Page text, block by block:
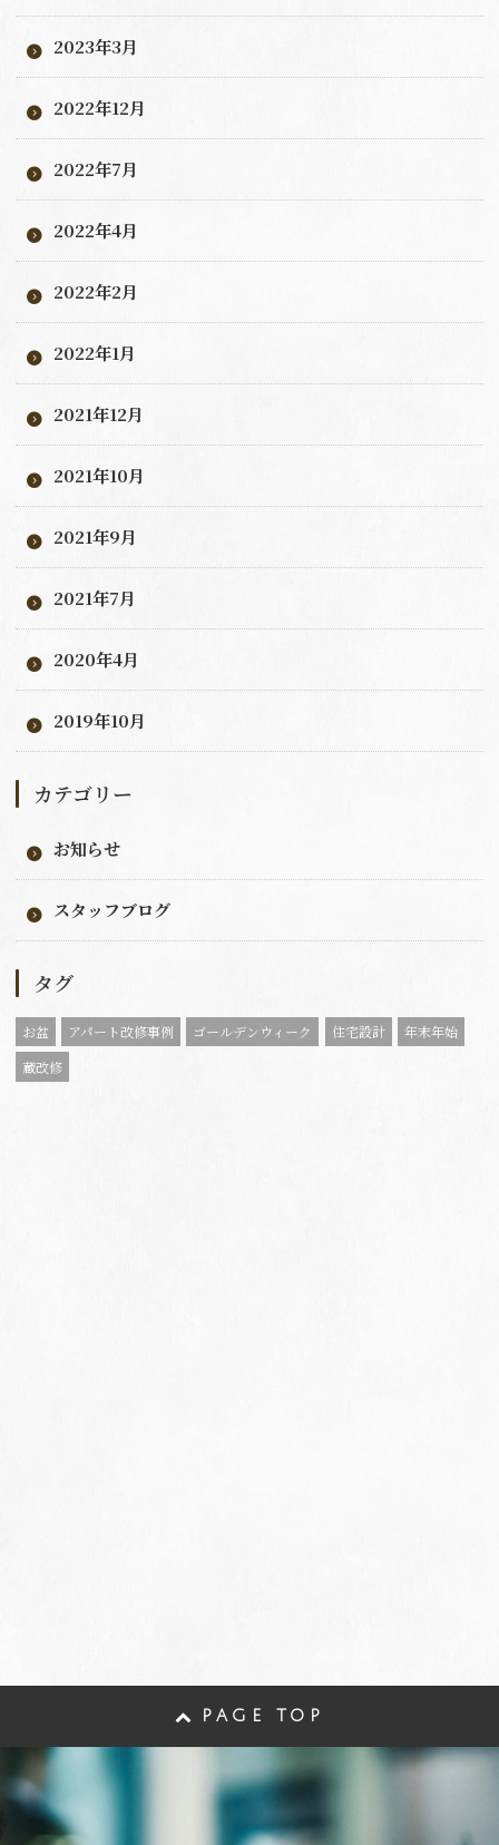
2023年3月
2022年12月
2022年7月
2022年4月
2022年2月
2022年1月
2021年12月
2021年10月
2021年9月
2021年7月
2020年4月
2019年10月
カテゴリー
お知らせ
スタッフブログ
タグ
お盆 アパート改修事例 ゴールデンウィーク 住宅設計
年末年始
蔵改修
PAGE TOP